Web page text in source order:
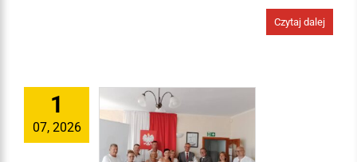
Czytaj dalej
1
07, 2026